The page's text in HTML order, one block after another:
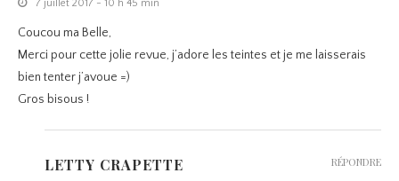
7 juillet 2017 - 10 h 45 min
Coucou ma Belle,
Merci pour cette jolie revue, j’adore les teintes et je me laisserais
bien tenter j’avoue =)
Gros bisous !
LETTY CRAPETTE RÉPONDRE